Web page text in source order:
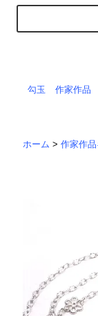
勾玉 作家作品
ホーム >作家作